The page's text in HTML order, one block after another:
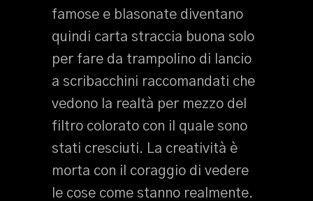
famose e blasonate diventano
quindi carta straccia buona solo
per fare da trampolino di lancio
a scribacchini raccomandati che
vedono la realtà per mezzo del
filtro colorato con il quale sono
stati cresciuti. La creatività è
morta con il coraggio di vedere
le cose come stanno realmente.